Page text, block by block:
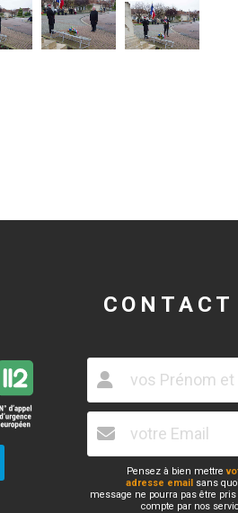
CONTACT
Pensez à bien mettre
adresse email sans
message ne pourra pas être
compte par nos